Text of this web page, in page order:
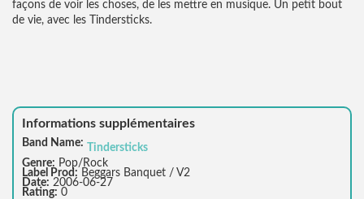
façons de voir les choses, de les mettre en musique. Un petit bout
de vie, avec les Tindersticks.
Informations supplémentaires
Band Name:
Tindersticks
Genre: Pop/Rock
Label Prod: Beggars Banquet / V2
Date: 2006-06-27
Rating: 0